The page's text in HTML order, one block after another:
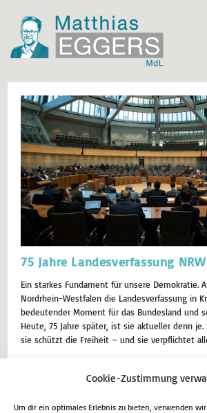
Cookie-Zustimmung
Um dir ein optimales Erlebnis zu bieten, verwenden
75 Jahre Landesverfassung NRW
Ein starkes Fundament für unsere Demokratie.
Nordrhein-Westfalen die Landesverfassung in
bedeutender Moment für das Bundesland und
Heute, 75 Jahre später, ist sie aktueller denn je.
sie schützt die Freiheit – und sie verpflichtet